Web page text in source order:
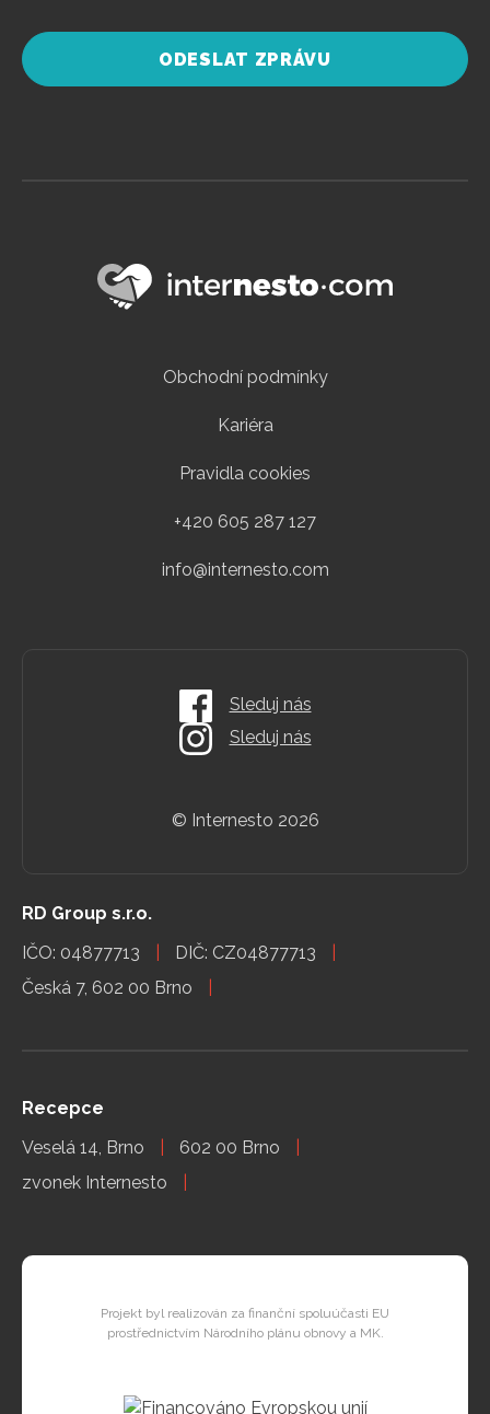
ODESLAT ZPRÁVU
Obchodní podmínky
Kariéra
Pravidla cookies
+420 605 287 127
info@internesto.com
Sleduj nás
Sleduj nás
© Internesto 2026
RD Group s.r.o.
IČO: 04877713
DIČ: CZ04877713
Česká 7, 602 00 Brno
Recepce
Veselá 14, Brno
602 00 Brno
zvonek Internesto
Projekt byl realizován za finanční spoluúčasti EU
prostřednictvím Národního plánu obnovy a MK.